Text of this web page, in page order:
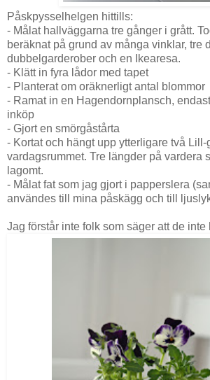
Påskpysselhelgen hittills:
- Målat hallväggarna tre gånger i grått.
beräknat på grund av många vinklar, tre
dubbelgarderober och en Ikearesa.
- Klätt in fyra lådor med tapet
- Planterat om oräknerligt antal blommor
- Ramat in en Hagendornplansch,
inköp
- Gjort en smörgåstårta
- Kortat och hängt upp ytterligare två Lill-
vardagsrummet. Tre längder på vardera
lagomt.
- Målat fat som jag gjort i papperslera
användes till mina påskägg och till
Jag förstår inte folk som säger att de inte